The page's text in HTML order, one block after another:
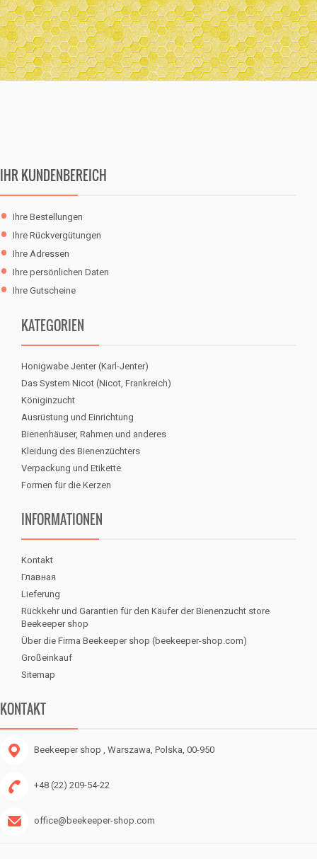
IHR KUNDENBEREICH
Ihre Bestellungen
Ihre Rückvergütungen
Ihre Adressen
Ihre persönlichen Daten
Ihre Gutscheine
KATEGORIEN
Honigwabe Jenter (Karl-Jenter)
Das System Nicot (Nicot, Frankreich)
Königinzucht
Ausrüstung und Einrichtung
Bienenhäuser, Rahmen und anderes
Kleidung des Bienenzüchters
Verpackung und Etikette
Formen für die Kerzen
INFORMATIONEN
Kontakt
Главная
Lieferung
Rückkehr und Garantien für den Käufer der Bienenzucht store
Beekeeper shop
Über die Firma Beekeeper shop (beekeeper-shop.com)
Großeinkauf
Sitemap
KONTAKT
Beekeeper shop , Warszawa, Polska, 00-950
+48 (22) 209-54-22
office@beekeeper-shop.com